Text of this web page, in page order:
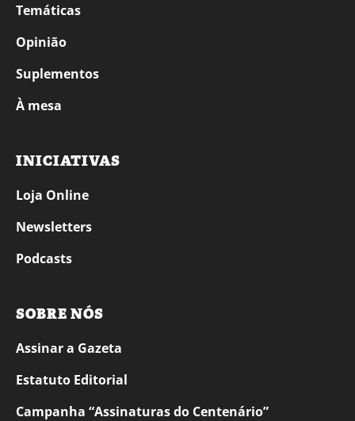
Temáticas
Opinião
Suplementos
À mesa
INICIATIVAS
Loja Online
Newsletters
Podcasts
SOBRE NÓS
Assinar a Gazeta
Estatuto Editorial
Campanha “Assinaturas do Centenário”